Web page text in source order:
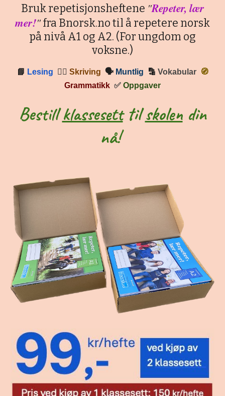
Bruk repetisjonsheftene "Repeter, lær
mer!"fra Bnorsk.no til å repetere norsk
på nivå A1 og A2. (For ungdom og
voksne.)
📘 Lesing ✍🏼 Skriving 🗣 Muntlig 🔡 Vokabular
🧭
Grammatikk ✅ Oppgaver
Bestillklassesetttilskolendin
nå!